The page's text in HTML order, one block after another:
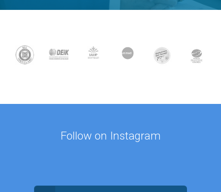
Follow on Instagram